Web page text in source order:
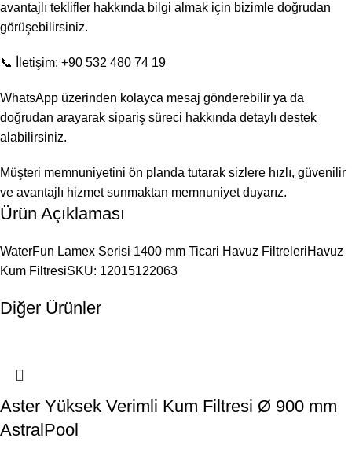
avantajlı teklifler hakkında bilgi almak için bizimle doğrudan
görüşebilirsiniz.
📞 İletişim: +90 532 480 74 19
WhatsApp üzerinden kolayca mesaj gönderebilir ya da
doğrudan arayarak sipariş süreci hakkında detaylı destek
alabilirsiniz.
Müşteri memnuniyetini ön planda tutarak sizlere hızlı, güvenilir
ve avantajlı hizmet sunmaktan memnuniyet duyarız.
Ürün Açıklaması
WaterFun Lamex Serisi 1400 mm Ticari Havuz FiltreleriHavuz
Kum FiltresiSKU: 12015122063
Diğer Ürünler
Aster Yüksek Verimli Kum Filtresi Ø 900 mm
AstralPool